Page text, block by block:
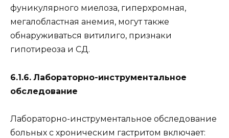
фуникулярного миелоза, гиперхромная,
мегалобластная анемия, могут также
обнаруживаться витилиго, признаки
гипотиреоза и СД.
6.1.6. Лабораторно-инструментальное
обследование
Лабораторно-инструментальное обследование
больных с хроническим гастритом включает: